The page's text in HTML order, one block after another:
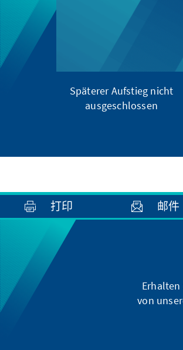
Späterer Aufstieg nicht
ausgeschlossen
打印 邮件
von